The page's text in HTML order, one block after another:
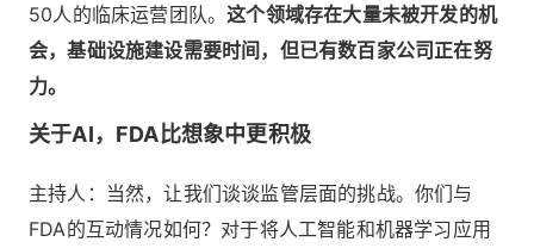
50人的临床运营团队。这个领域存在大量未被开发的机
会，基础设施建设需要时间，但已有数百家公司正在努
力。
关于AI，FDA比想象中更积极
主持人：当然，让我们谈谈监管层面的挑战。你们与
FDA的互动情况如何？对于将人工智能和机器学习应用